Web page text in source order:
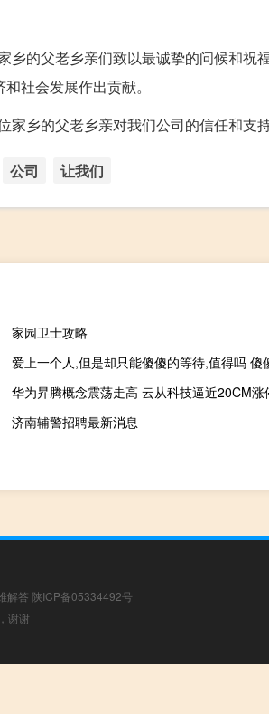
的父老乡亲们致以最诚挚的问候和祝
社会发展作出贡献。
乡的父老乡亲对我们公司的信任和支
公司 让我们
家园卫士攻略
爱上一个人,但是却只能傻傻的等待,值得吗 傻
华为昇腾概念震荡走高 云从科技逼近20CM涨
济南辅警招聘最新消息
解答 陕ICP备05334492号
谢谢